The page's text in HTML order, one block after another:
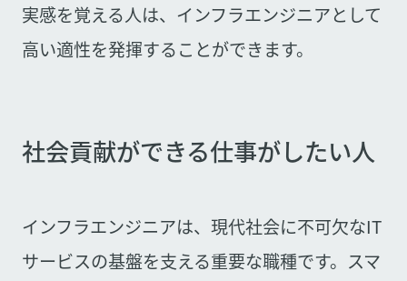
実感を覚える人は、インフラエンジニアとして
高い適性を発揮することができます。
社会貢献ができる仕事がしたい人
インフラエンジニアは、現代社会に不可欠なIT
サービスの基盤を支える重要な職種です。スマ